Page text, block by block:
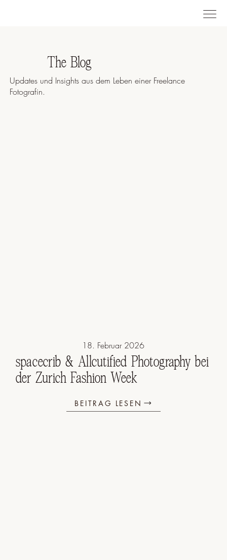
The Blog
Updates und Insights aus dem Leben einer Freelance
Fotografin.
18. Februar 2026
spacecrib & Allcutified Photography bei
der Zurich Fashion Week
BEITRAG LESEN